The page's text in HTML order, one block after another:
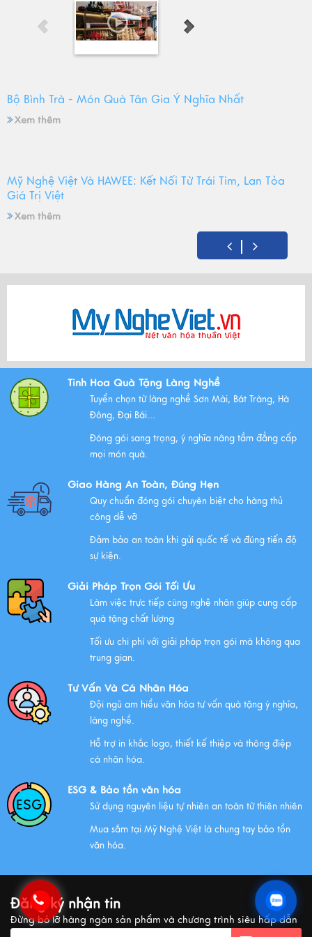
Bộ Bình Trà - Món Quà Tân Gia Ý Nghĩa Nhất
Xem thêm
Mỹ Nghệ Việt Và HAWEE: Kết Nối Từ Trái Tim, Lan Tỏa
Giá Trị Việt
Xem thêm
Bộ Tam Sự Là Gì ? Bộ Tam Sự Có Ý Nghĩa Như Thế Nào
Trong Văn Hóa Thờ Cúng?
Xem thêm
Xem thêm
Chúc mừng chị Nguyễn Thị Nhựt Phượng - giám đốc
Xem thêm
Chính Sách Quyền Riêng Tư Tại Mỹ Nghệ Việt
NHỮNG ĐẶC ĐIỂM CỦA HÀNG THỦ CÔNG MỸ NGHỆ
QUÀ VĂN HÓA VIỆT TẶNG KHÁCH QUỐC TẾ
MUA QUÀ GÌ KHI ĐẾN VIỆT NAM?
Xem thêm
Tinh Hoa Quà Tặng Làng Nghề
Tuyển chọn từ làng nghề Sơn Mài, Bát Tràng, Hà
Đông, Đại Bái...
Đóng gói sang trọng, ý nghĩa nâng tầm đẳng cấp
mọi món quà.
Giao Hàng An Toàn, Đúng Hẹn
Quy chuẩn đóng gói chuyên biệt cho hàng thủ
công dễ vỡ
Đảm bảo an toàn khi gửi quốc tế và đúng tiến độ
sự kiện.
Giải Pháp Trọn Gói Tối Ưu
Làm việc trực tiếp cùng nghệ nhân giúp cung cấp
quà tặng chất lượng
Tối ưu chi phí với giải pháp trọn gói mà không qua
trung gian.
Tư Vấn Và Cá Nhân Hóa
Đội ngũ am hiểu văn hóa tư vấn quà tặng ý nghĩa,
làng nghề.
Hỗ trợ in khắc logo, thiết kế thiệp và thông điệp
cá nhân hóa.
ESG & Bảo tồn văn hóa
Sử dụng nguyên liệu tự nhiên an toàn từ thiên nhiên
Mua sắm tại Mỹ Nghệ Việt là chung tay bảo tồn
văn hóa.
Đăng ký nhận tin
Đừng bỏ lỡ hàng ngàn sản phẩm và chương trình siêu hấp dẫn